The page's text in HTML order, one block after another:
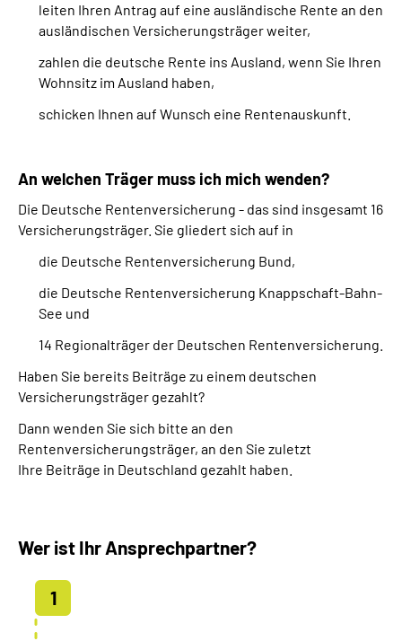
leiten Ihren Antrag auf eine ausländische Rente an den
ausländischen Versicherungsträger weiter,
zahlen die deutsche Rente ins Ausland, wenn Sie Ihren
Wohnsitz im Ausland haben,
schicken Ihnen auf Wunsch eine Rentenauskunft.
An welchen Träger muss ich mich wenden?
Die Deutsche Rentenversicherung - das sind insgesamt 16
Versicherungsträger. Sie gliedert sich auf in
die Deutsche Rentenversicherung Bund,
die Deutsche Rentenversicherung Knappschaft-Bahn-
See und
14 Regionalträger der Deutschen Rentenversicherung.
Haben Sie bereits Beiträge zu einem deutschen
Versicherungsträger gezahlt?
Dann wenden Sie sich bitte an den
Rentenversicherungsträger, an den Sie zuletzt
Ihre Beiträge in Deutschland gezahlt haben.
Wer ist Ihr Ansprechpartner?